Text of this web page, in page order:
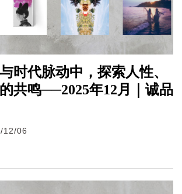
时代脉动中，探索人性、
共鸣──2025年12月｜诚品
12/06